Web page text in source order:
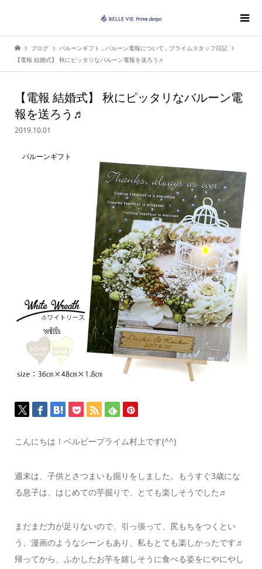
ブログ バルーンギフト , バルーン電報について , プライムスタッフ日記
【電報 結婚式】 秋にピッタリなバルーン電報を送ろう♬
【電報 結婚式】 秋にピッタリなバルーン電
報を送ろう♬
2019.10.01
バルーンギフト
こんにちは！ベルビープライム村上です(^^)
週末は、子供とさつまいも掘りをしました。もうすぐ3歳にな
る息子は、はじめての芋掘りで、とても楽しそうでした♬
まだまだ力が足りないので、引っ張って、尻もちをつくとい
う、漫画のようなシーンもあり、私もとても楽しかったです♬
帰ってから、ふかしたお芋を嬉しそうに食べる姿をにやにやし